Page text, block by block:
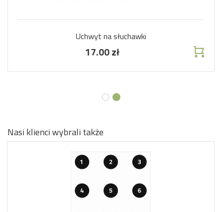
Uchwyt na słuchawki
17.00 zł
Nasi klienci wybrali także